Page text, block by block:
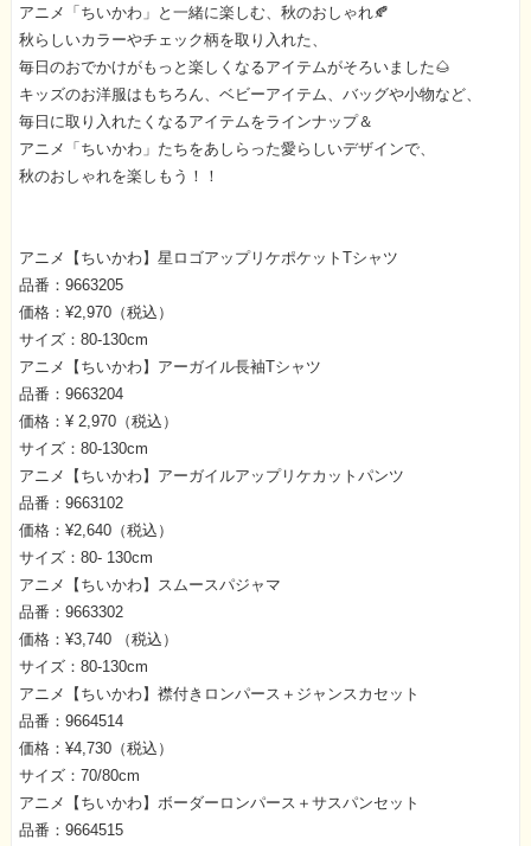
アニメ「ちいかわ」と一緒に楽しむ、秋のおしゃれ🍂
秋らしいカラーやチェック柄を取り入れた、
毎日のおでかけがもっと楽しくなるアイテムがそろいました🌰
キッズのお洋服はもちろん、ベビーアイテム、バッグや小物など、
毎日に取り入れたくなるアイテムをラインナップ＆
アニメ「ちいかわ」たちをあしらった愛らしいデザインで、
秋のおしゃれを楽しもう！！
アニメ【ちいかわ】星ロゴアップリケポケットTシャツ
品番：9663205
価格：¥2,970（税込）
サイズ：80-130cm
アニメ【ちいかわ】アーガイル長袖Tシャツ
品番：9663204
価格：¥ 2,970（税込）
サイズ：80-130cm
アニメ【ちいかわ】アーガイルアップリケカットパンツ
品番：9663102
価格：¥2,640（税込）
サイズ：80- 130cm
アニメ【ちいかわ】スムースパジャマ
品番：9663302
価格：¥3,740 （税込）
サイズ：80-130cm
アニメ【ちいかわ】襟付きロンパース＋ジャンスカセット
品番：9664514
価格：¥4,730（税込）
サイズ：70/80cm
アニメ【ちいかわ】ボーダーロンパース＋サスパンセット
品番：9664515